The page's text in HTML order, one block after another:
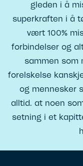
gleden i å
superkraften i å
vært 100%
forbindelser og
sammen som
forelskelse
og mennesker
alltid. at noen
setning i et